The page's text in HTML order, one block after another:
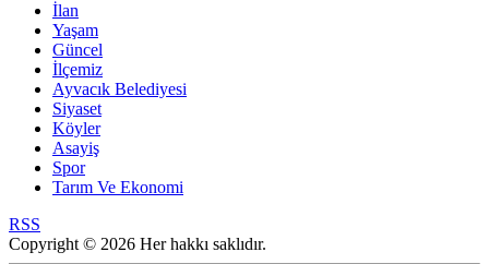
İlan
Yaşam
Güncel
İlçemiz
Ayvacık Belediyesi
Siyaset
Köyler
Asayiş
Spor
Tarım Ve Ekonomi
RSS
Copyright © 2026 Her hakkı saklıdır.